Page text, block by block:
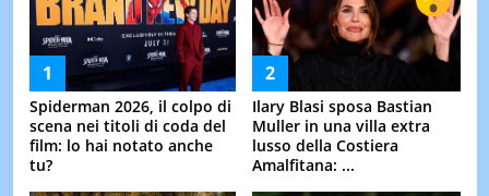
Spiderman 2026, il colpo di
scena nei titoli di coda del
film: lo hai notato anche
tu?
Ilary Blasi sposa Bastian
Muller in una villa extra
lusso della Costiera
Amalfitana: ...